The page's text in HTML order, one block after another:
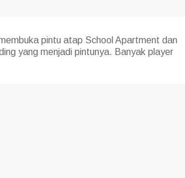
pintu atap School Apartment dan
yang menjadi pintunya. Banyak player